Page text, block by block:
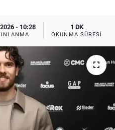
- 10:28 1 DK
OKUNMA SÜRESI